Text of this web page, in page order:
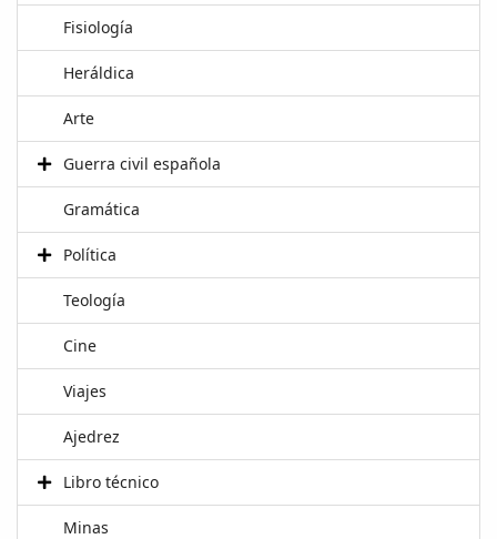
Fisiología
Heráldica
Arte
Guerra civil española
Gramática
Política
Teología
Cine
Viajes
Ajedrez
Libro técnico
Minas